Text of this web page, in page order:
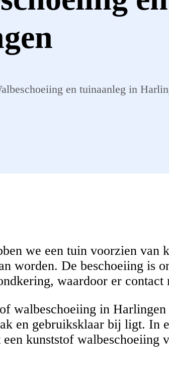
en tuinaanleg in
we een tuin voorzien van
worden. De beschoeiing is
waardoor er
walbeschoeiing in
en gebruiksklaar bij ligt. In
een kunststof